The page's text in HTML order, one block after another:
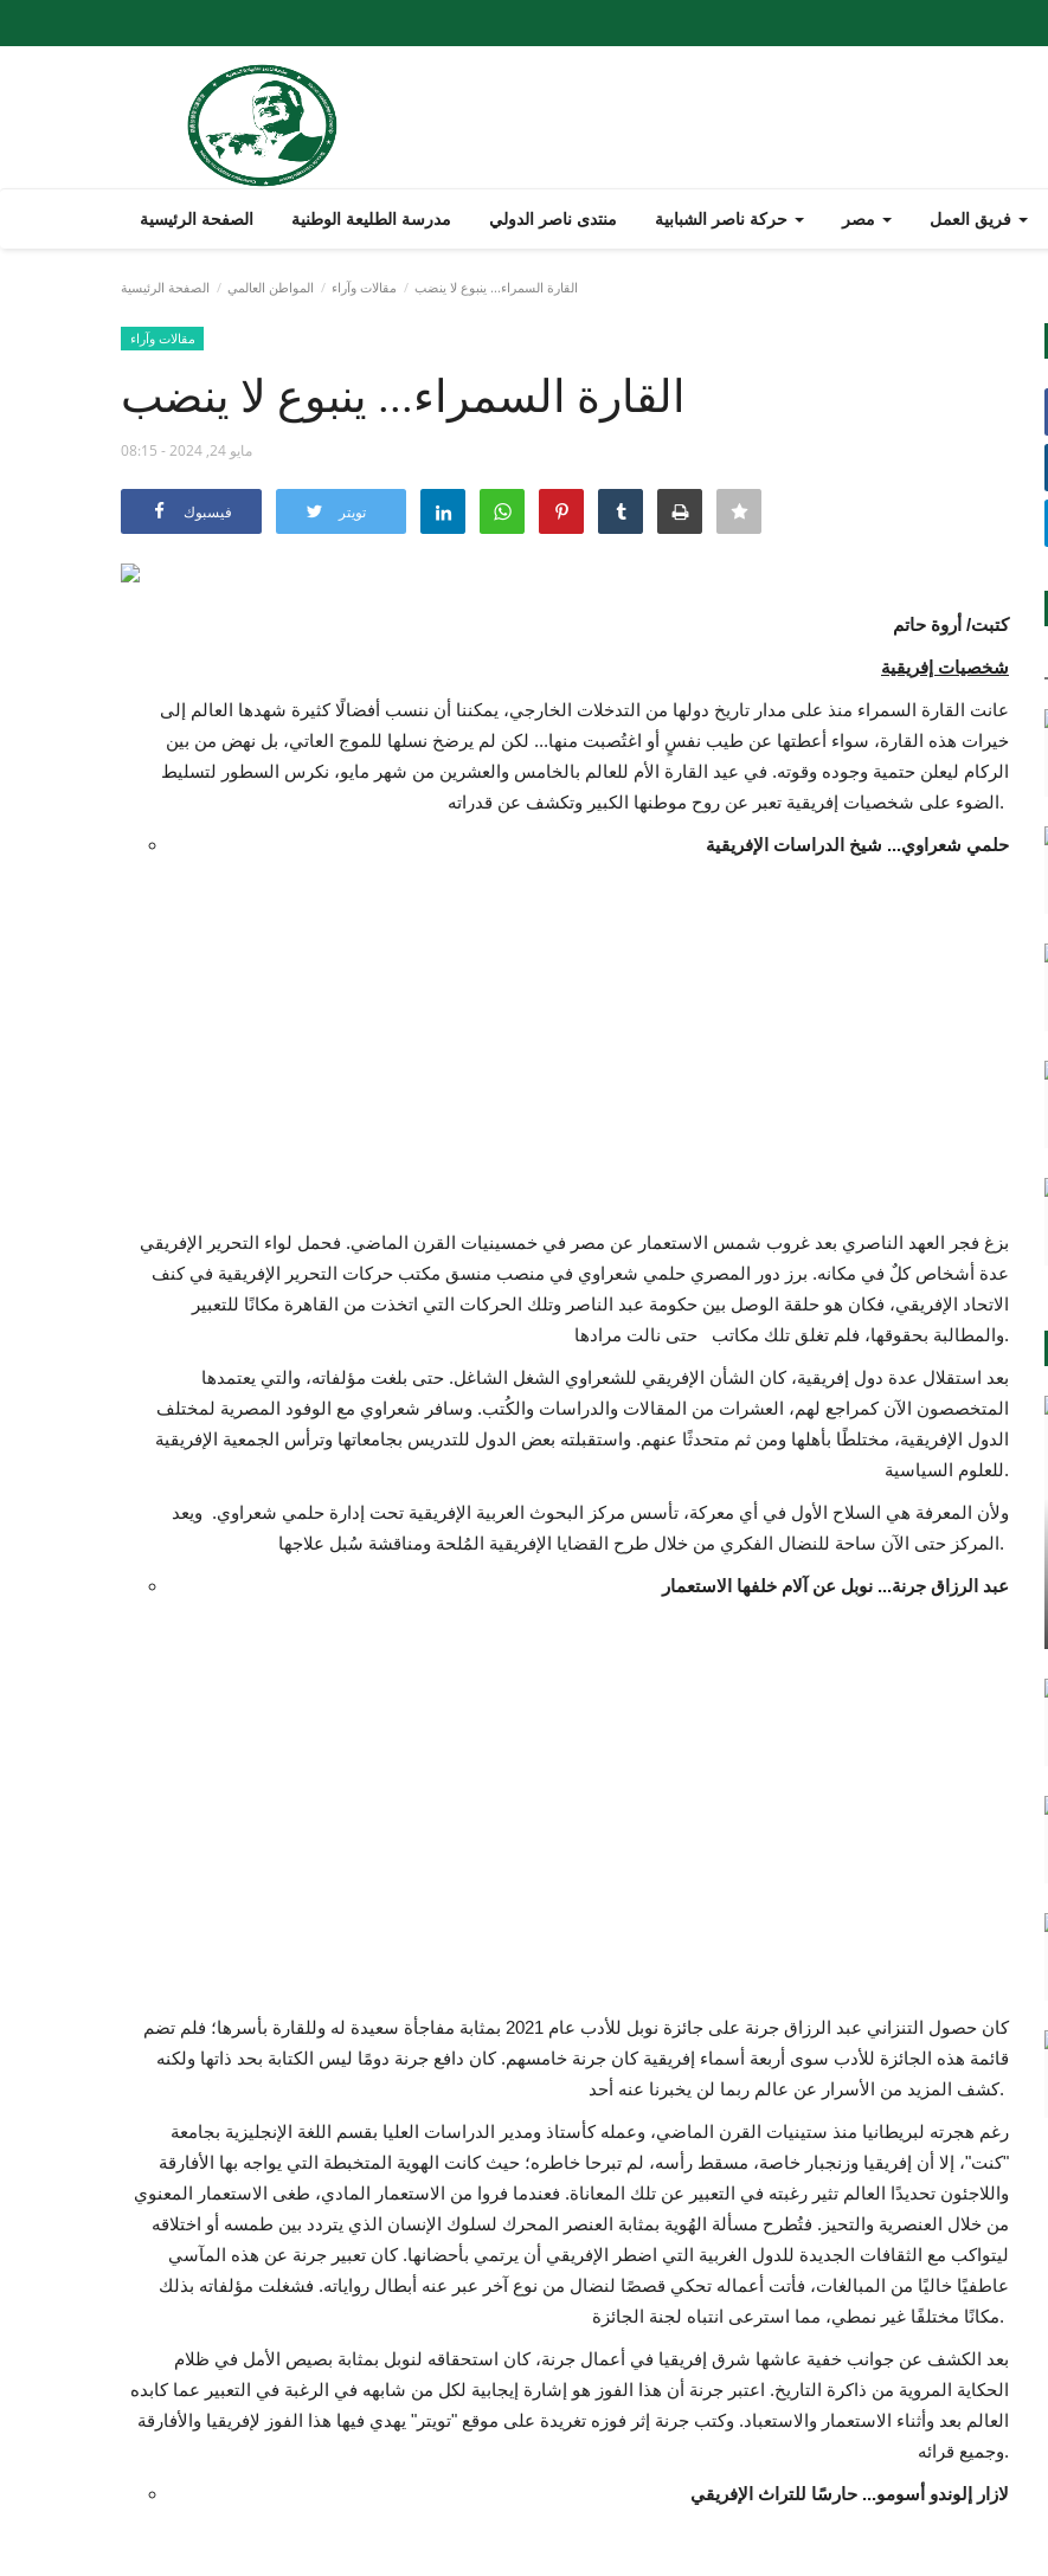
الصفحة الرئيسية مدرسة الطليعة الوطنية منتدى ناصر الدولي
الصفحة الرئيسية المواطن العالمي مقالات وآراء القارة السمراء... ينبوع لا ينضب
مقالات وآراء
القارة السمراء... ينبوع لا ينضب
مايو 24, 2024 - 08:15
فيسبوك تويتر
كتبت/ أروة حاتم
شخصيات إفريقية
عانت القارة السمراء منذ على مدار تاريخ دولها من التدخلات الخارجي، يمكننا أن ننسب أفضالًا كثيرة شهدها العالم إلى
خيرات هذه القارة، سواء أعطتها عن طيب نفسٍ أو اغتُصبت منها... لكن لم يرضخ نسلها للموج العاتي، بل نهض من بين
الركام ليعلن حتمية وجوده وقوته. في عيد القارة الأم للعالم بالخامس والعشرين من شهر مايو، نكرس السطور لتسليط
الضوء على شخصيات إفريقية تعبر عن روح موطنها الكبير وتكشف عن قدراته.
حلمي شعراوي... شيخ الدراسات الإفريقية
بزغ فجر العهد الناصري بعد غروب شمس الاستعمار عن مصر في خمسينيات القرن الماضي. فحمل لواء التحرير الإفريقي
عدة أشخاص كلٌ في مكانه. برز دور المصري حلمي شعراوي في منصب منسق مكتب حركات التحرير الإفريقية في كنف
الاتحاد الإفريقي، فكان هو حلقة الوصل بين حكومة عبد الناصر وتلك الحركات التي اتخذت من القاهرة مكانًا للتعبير
والمطالبة بحقوقها، فلم تغلق تلك مكاتب حتى نالت مرادها.
المتخصصون الآن كمراجع لهم، العشرات من المقالات والدراسات والكُتب. وسافر شعراوي مع الوفود المصرية لمختلف
الدول الإفريقية، مختلطًا بأهلها ومن ثم متحدثًا عنهم. واستقبلته بعض الدول للتدريس بجامعاتها وترأس الجمعية الإفريقية
للعلوم السياسية.
ولأن المعرفة هي السلاح الأول في أي معركة، تأسس مركز البحوث العربية الإفريقية تحت إدارة حلمي شعراوي. ويعد
المركز حتى الآن ساحة للنضال الفكري من خلال طرح القضايا الإفريقية المُلحة ومناقشة سُبل علاجها.
عبد الرزاق جرنة... نوبل عن آلام خلفها الاستعمار
كان حصول التنزاني عبد الرزاق جرنة على جائزة نوبل للأدب عام 2021 بمثابة مفاجأة سعيدة له وللقارة بأسرها؛ فلم تضم
قائمة هذه الجائزة للأدب سوى أربعة أسماء إفريقية كان جرنة خامسهم. كان دافع جرنة دومًا ليس الكتابة بحد ذاتها ولكنه
كشف المزيد من الأسرار عن عالم ربما لن يخبرنا عنه أحد.
رغم هجرته لبريطانيا منذ ستينيات القرن الماضي، وعمله كأستاذ ومدير الدراسات العليا بقسم اللغة الإنجليزية بجامعة
"كنت"، إلا أن إفريقيا وزنجبار خاصة، مسقط رأسه، لم تبرحا خاطره؛ حيث كانت الهوية المتخبطة التي يواجه بها الأفارقة
واللاجئون تحديدًا العالم تثير رغبته في التعبير عن تلك المعاناة. فعندما فروا من الاستعمار المادي، طغى الاستعمار المعنوي
من خلال العنصرية والتحيز. فتُطرح مسألة الهُوية بمثابة العنصر المحرك لسلوك الإنسان الذي يتردد بين طمسه أو اختلاقه
ليتواكب مع الثقافات الجديدة للدول الغربية التي اضطر الإفريقي أن يرتمي بأحضانها. كان تعبير جرنة عن هذه المآسي
عاطفيًا خاليًا من المبالغات، فأتت أعماله تحكي قصصًا لنضال من نوع آخر عبر عنه أبطال رواياته. فشغلت مؤلفاته بذلك
مكانًا مختلفًا غير نمطي، مما استرعى انتباه لجنة الجائزة.
بعد الكشف عن جوانب خفية عاشها شرق إفريقيا في أعمال جرنة، كان استحقاقه لنوبل بمثابة بصيص الأمل في ظلام
الحكاية المروية من ذاكرة التاريخ. اعتبر جرنة أن هذا الفوز هو إشارة إيجابية لكل من شابهه في الرغبة في التعبير عما كابده
العالم بعد وأثناء الاستعمار والاستعباد. وكتب جرنة إثر فوزه تغريدة على موقع "تويتر" يهدي فيها هذا الفوز لإفريقيا والأفارقة
وجميع قرائه.
لازار إلوندو أسومو... حارسًا للتراث الإفريقي